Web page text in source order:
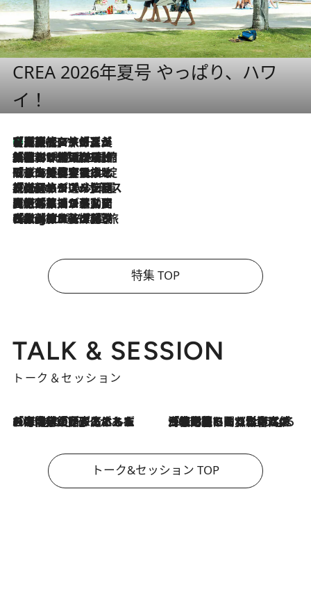
CREA 2026年夏号 やっぱり、ハワ
イ！
2026.8.7
【厳選旅コスメ】「多機能アイテムがメイン！」旅好き美容エディターが選んだ夏旅ベストコスメを発表【Mサイズジップ】
2026.8.6
「荷物が増えるほど旅ストレスは増す」美容ジャーナリストがたどり着いた最終結論。“化粧品を劇的に減らす”感動の凝縮美容とは
2026.8.6
「旅先には金髪ウィッグを持参」日本と同じメイクでは損してる!? 美容ジャーナリストが提案する“掟破りの旅美容”とは
2026.8.6
【厳選旅コスメ】「身軽さ＆UV対策重視！」ヘアアーティストshucoが選んだ夏旅ベストコスメを発表【Mサイズジップ】
2026.8.5
【厳選旅コスメ】国内をあちこち移動する河井菜摘が選んだ夏旅ベストコスメ発表！「リラックスアイテムはマスト」【Mサイズジップ】
2026.8.4
【厳選旅コスメ】「紫外線＆乾燥対策しながらメイク感も！」ヘア＆メイクGeorgeが選んだ夏旅ベストコスメを発表！【Mサイズジップ】
特集 TOP
TALK & SESSION
トーク＆セッション
2026.8.3
「今後値上げがあるとすれば…」「リスクがあるのは今年の冬」エネルギー専門家が語る、ホルムズ海峡封鎖が家庭にもたらす“ある心配” 2026.8.3
「住宅建てられない…」「サーチャージ料の高値が続いている」ホルムズ海峡封鎖による影響はいつまで続く？《エネルギー専門家に聞く“どうなる日本の暮らし”》
トーク&セッション TOP